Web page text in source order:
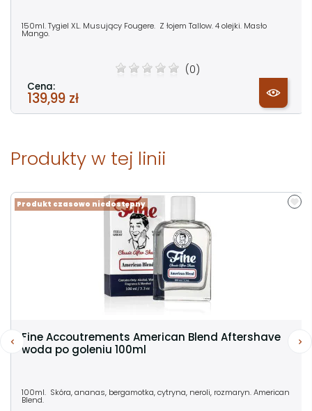
150ml. Tygiel XL. Musujący Fougere. Z łojem Tallow. 4 olejki. Masło
Mango.
(0)
Cena:
139,99 zł
Produkty w tej linii
Fine Accoutrements American Blend Aftershave
woda po goleniu 100ml
100ml. Skóra, ananas, bergamotka, cytryna, neroli, rozmaryn. American
Blend.
Produkt czasowo niedostępny